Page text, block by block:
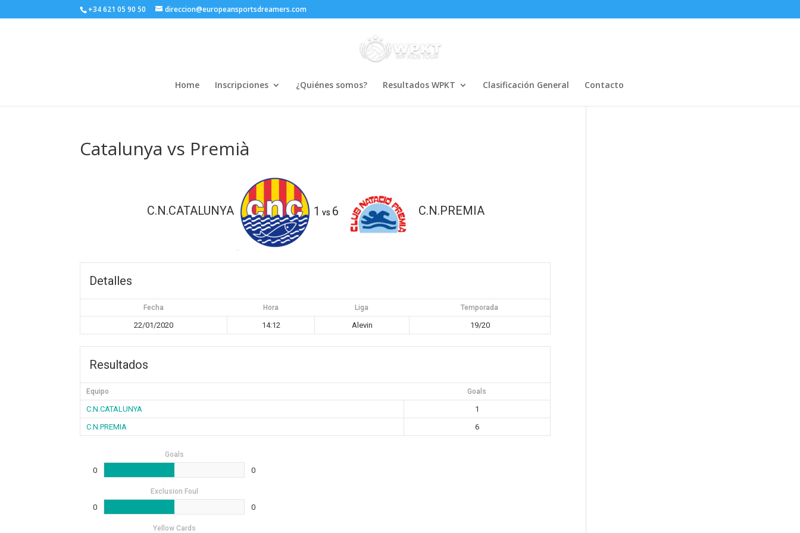
+34 621 05 90 50 direccion@europeansportsdreamers.com
Home Inscripciones ¿Quiénes somos? Resultados WPKT Clasificación General Contacto
Catalunya vs Premià
C.N.CATALUNYA 1 vs 6 C.N.PREMIA
Detalles
Fecha Hora Liga Temporada
22/01/2020 14:12 Alevin 19/20
Resultados
Equipo Goals
C.N.CATALUNYA
1
C.N.PREMIA
6
Goals
0 0
Exclusion Foul
0 0
Yellow Cards